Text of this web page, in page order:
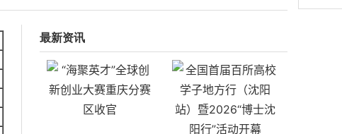
最新资讯